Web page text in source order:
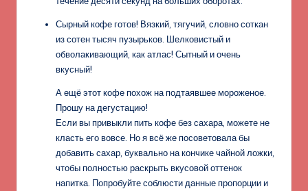
Сырный кофе готов! Вязкий, тягучий, словно соткан
из сотен тысяч пузырьков. Шелковистый и
обволакивающий, как атлас! Сытный и очень
вкусный!
А ещё этот кофе похож на подтаявшее мороженое.
Прошу на дегустацию!
Если вы привыкли пить кофе без сахара, можете не
класть его вовсе. Но я всё же посоветовала бы
добавить сахар, буквально на кончике чайной ложки,
чтобы полностью раскрыть вкусовой оттенок
напитка. Попробуйте соблюсти данные пропорции и